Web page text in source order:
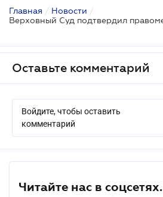
Главная / Новости /
Оставьте комментарий
Войдите, чтобы оставить
комментарий
Читайте нас в соцсетях.